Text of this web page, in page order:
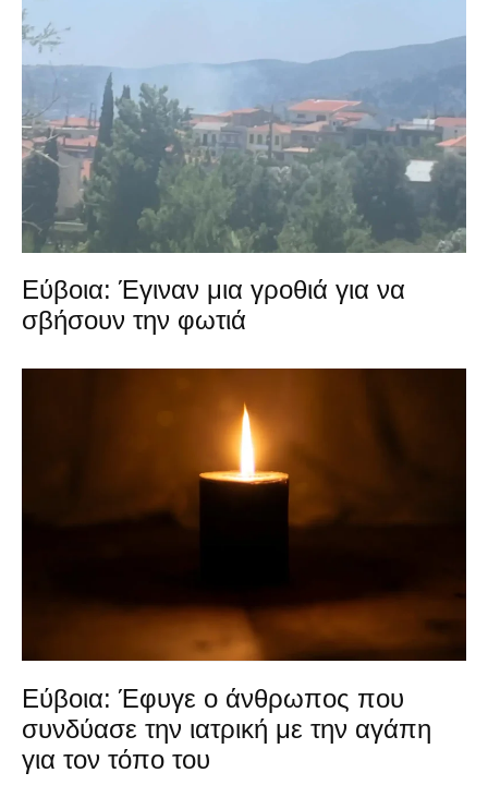
Εύβοια: Έγιναν μια γροθιά για να
σβήσουν την φωτιά
Εύβοια: Έφυγε ο άνθρωπος που
συνδύασε την ιατρική με την αγάπη
για τον τόπο του